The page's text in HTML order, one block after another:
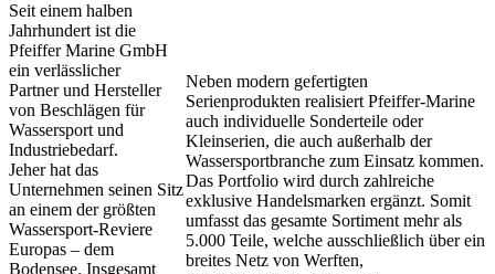
Seit einem halben
Jahrhundert ist die
Pfeiffer Marine GmbH
ein verlässlicher
Partner und Hersteller
von Beschlägen für
Wassersport und
Industriebedarf.
Jeher hat das
Unternehmen seinen Sitz
an einem der größten
Wassersport-Reviere
Europas – dem
Bodensee. Insgesamt
Neben modern gefertigten
Serienprodukten realisiert Pfeiffer-Marine
auch individuelle Sonderteile oder
Kleinserien, die auch außerhalb der
Wassersportbranche zum Einsatz kommen.
Das Portfolio wird durch zahlreiche
exklusive Handelsmarken ergänzt. Somit
umfasst das gesamte Sortiment mehr als
5.000 Teile, welche ausschließlich über ein
breites Netz von Werften,